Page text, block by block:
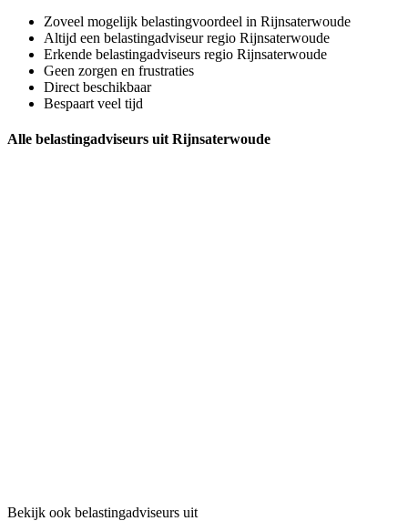
Zoveel mogelijk belastingvoordeel in Rijnsaterwoude
Altijd een belastingadviseur regio Rijnsaterwoude
Erkende belastingadviseurs regio Rijnsaterwoude
Geen zorgen en frustraties
Direct beschikbaar
Bespaart veel tijd
Alle belastingadviseurs uit Rijnsaterwoude
Bekijk ook belastingadviseurs uit